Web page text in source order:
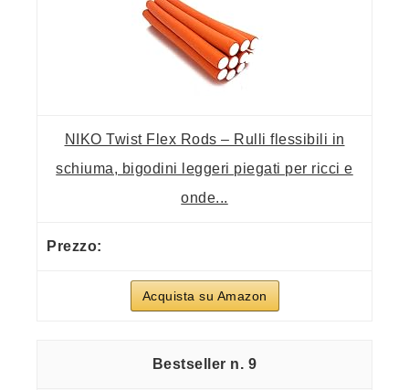
NIKO Twist Flex Rods – Rulli flessibili in
schiuma, bigodini leggeri piegati per ricci e
onde...
Acquista su Amazon
9